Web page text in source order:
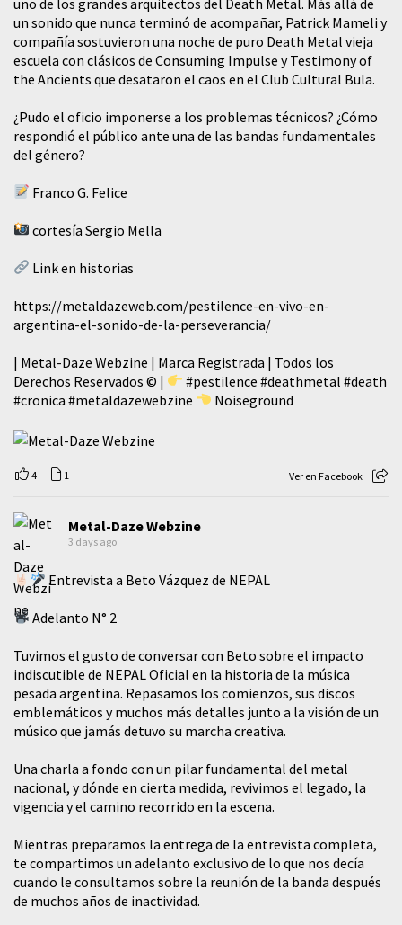
un sonido que nunca terminó de acompañar, Patrick Mameli y
compañía sostuvieron una noche de puro Death Metal vieja
escuela con clásicos de Consuming Impulse y Testimony of
the Ancients que desataron el caos en el Club Cultural Bula.
¿Pudo el oficio imponerse a los problemas técnicos? ¿Cómo
respondió el público ante una de las bandas fundamentales
del género?
Franco G. Felice
cortesía Sergio Mella
Link en historias
https://metaldazeweb.com/pestilence-en-vivo-en-
argentina-el-sonido-de-la-perseverancia/
| Metal-Daze Webzine | Marca Registrada | Todos los
Derechos Reservados © |
#pestilence #deathmetal #death
#cronica #metaldazewebzine Noiseground
4 1 Ver en Facebook
Metal-Daze Webzine
3 days ago
Entrevista a Beto Vázquez de NEPAL
Adelanto N° 2
Tuvimos el gusto de conversar con Beto sobre el impacto
indiscutible de NEPAL Oficial en la historia de la música
pesada argentina. Repasamos los comienzos, sus discos
emblemáticos y muchos más detalles junto a la visión de un
músico que jamás detuvo su marcha creativa.
​Una charla a fondo con un pilar fundamental del metal
nacional, y dónde en cierta medida, revivimos el legado, la
vigencia y el camino recorrido en la escena.
Mientras preparamos la entrega de la entrevista completa,
te compartimos un adelanto exclusivo de lo que nos decía
cuando le consultamos sobre la reunión de la banda después
de muchos años de inactividad.